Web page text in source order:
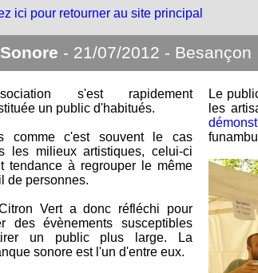
ici pour retourner au site principal
- 21/07/2012 - Besançon
s'est rapidement
un public d'habitués.
comme c'est souvent le cas
les milieux artistiques, celui-ci
tendance à regrouper le même
de personnes.
Vert a donc réfléchi pour
des évènements susceptibles
un public plus large. La
sonore est l'un d'entre eux.
Le
les